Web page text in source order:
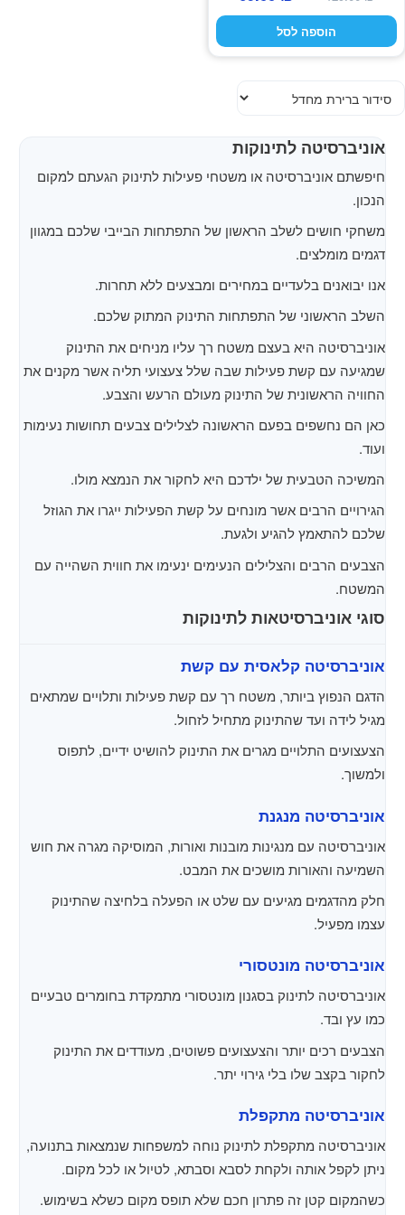
המקורי
היה:
הנוכחי
הוא:
הוספה לסל
אוניברסיטה לתינוקות
חיפשתם אוניברסיטה או משטחי פעילות לתינוק הגעתם למקום
הנכון.
משחקי חושים לשלב הראשון של התפתחות הבייבי שלכם במגוון
דגמים מומלצים.
אנו יבואנים בלעדיים במחירים ומבצעים ללא תחרות.
השלב הראשוני של התפתחות התינוק המתוק שלכם.
אוניברסיטה היא בעצם משטח רך עליו מניחים את התינוק
שמגיעה עם קשת פעילות שבה שלל צעצועי תליה אשר מקנים את
החוויה הראשונית של התינוק מעולם הרעש והצבע.
כאן הם נחשפים בפעם הראשונה לצלילים צבעים תחושות נעימות
ועוד.
המשיכה הטבעית של ילדכם היא לחקור את הנמצא מולו.
הגירויים הרבים אשר מונחים על קשת הפעילות ייגרו את הגוזל
שלכם להתאמץ להגיע ולגעת.
הצבעים הרבים והצלילים הנעימים ינעימו את חווית השהייה עם
המשטח.
סוגי אוניברסיטאות לתינוקות
אוניברסיטה קלאסית עם קשת
הדגם הנפוץ ביותר, משטח רך עם קשת פעילות ותלויים שמתאים
מגיל לידה ועד שהתינוק מתחיל לזחול.
הצעצועים התלויים מגרים את התינוק להושיט ידיים, לתפוס
ולמשוך.
אוניברסיטה מנגנת
אוניברסיטה עם מנגינות מובנות ואורות, המוסיקה מגרה את חוש
השמיעה והאורות מושכים את המבט.
חלק מהדגמים מגיעים עם שלט או הפעלה בלחיצה שהתינוק
עצמו מפעיל.
אוניברסיטה מונטסורי
אוניברסיטה לתינוק בסגנון מונטסורי מתמקדת בחומרים טבעיים
כמו עץ ובד.
הצבעים רכים יותר והצעצועים פשוטים, מעודדים את התינוק
לחקור בקצב שלו בלי גירוי יתר.
אוניברסיטה מתקפלת
אוניברסיטה מתקפלת לתינוק נוחה למשפחות שנמצאות בתנועה,
ניתן לקפל אותה ולקחת לסבא וסבתא, לטיול או לכל מקום.
כשהמקום קטן זה פתרון חכם שלא תופס מקום כשלא בשימוש.